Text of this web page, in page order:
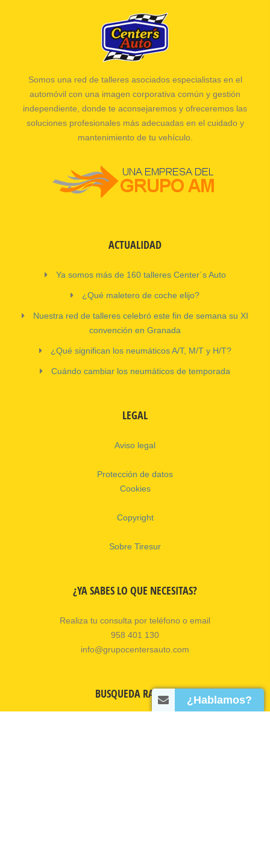
Somos una red de talleres asociados especialistas en el
automóvil con una imagen corporativa común y gestión
independiente, donde te aconsejaremos y ofreceremos las
soluciones profesionales más adecuadas en el cuidado y
mantenimiento de tu vehículo.
ACTUALIDAD
Ya somos más de 160 talleres Center´s Auto
¿Qué maletero de coche elijo?
Nuestra red de talleres celebró este fin de semana su XI
convención en Granada
¿Qué significan los neumáticos A/T, M/T y H/T?
Cuándo cambiar los neumáticos de temporada
LEGAL
Aviso legal
Protección de datos
Cookies
Copyright
Sobre Tiresur
¿YA SABES LO QUE NECESITAS?
Realiza tu consulta por teléfono o email
958 401 130
info@grupocentersauto.com
BUSQUEDA RAPIDA ¿Hablamos?